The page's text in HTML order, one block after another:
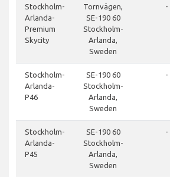
Stockholm-
Arlanda-
Premium
Skycity
Tornvägen,
SE-190 60
Stockholm-
Arlanda,
Sweden
-
Stockholm-
Arlanda-
P46
SE-190 60
Stockholm-
Arlanda,
Sweden
-
Stockholm-
Arlanda-
P45
SE-190 60
Stockholm-
Arlanda,
Sweden
-